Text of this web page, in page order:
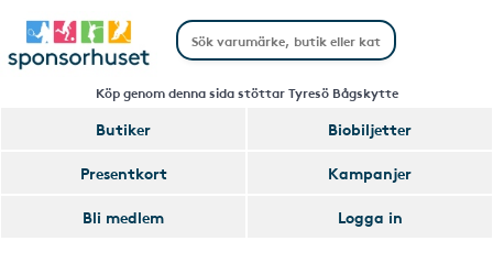
Köp genom denna sida stöttar Tyresö Bågskytte
Butiker
Biobiljetter
Presentkort
Kampanjer
Bli medlem
Logga in